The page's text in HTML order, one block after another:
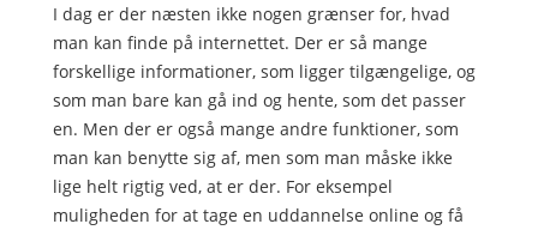
I dag er der næsten ikke nogen grænser for, hvad
man kan finde på internettet. Der er så mange
forskellige informationer, som ligger tilgængelige, og
som man bare kan gå ind og hente, som det passer
en. Men der er også mange andre funktioner, som
man kan benytte sig af, men som man måske ikke
lige helt rigtig ved, at er der. For eksempel
muligheden for at tage en uddannelse online og få